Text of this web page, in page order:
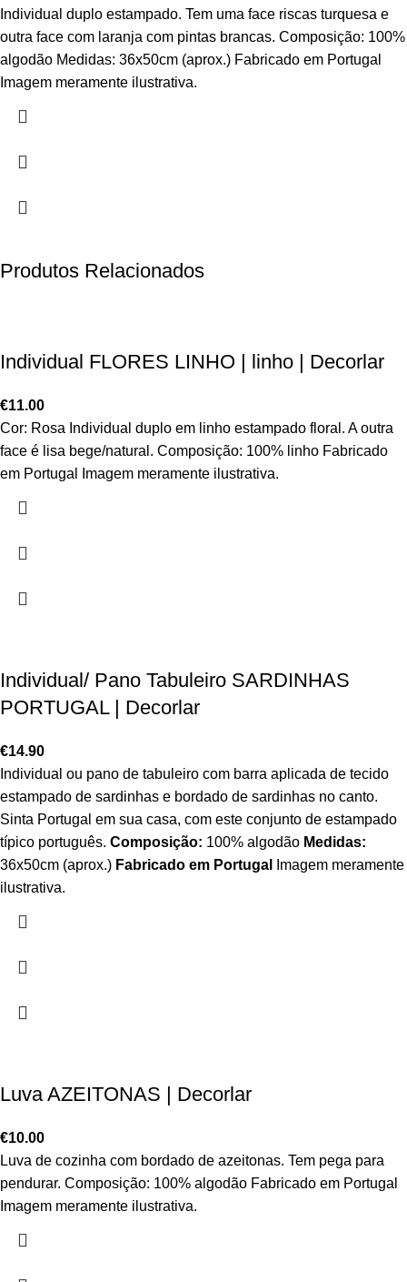
Individual duplo estampado. Tem uma face riscas turquesa e
outra face com laranja com pintas brancas. Composição: 100%
algodão Medidas: 36x50cm (aprox.) Fabricado em Portugal
Imagem meramente ilustrativa.
Produtos Relacionados
Individual FLORES LINHO | linho | Decorlar
€11.00
Cor: Rosa Individual duplo em linho estampado floral. A outra
face é lisa bege/natural. Composição: 100% linho Fabricado
em Portugal Imagem meramente ilustrativa.
Individual/ Pano Tabuleiro SARDINHAS
PORTUGAL | Decorlar
€14.90
Individual ou pano de tabuleiro com barra aplicada de tecido
estampado de sardinhas e bordado de sardinhas no canto.
Sinta Portugal em sua casa, com este conjunto de estampado
típico português. Composição: 100% algodão Medidas:
36x50cm (aprox.) Fabricado em Portugal
Imagem meramente
ilustrativa.
Luva AZEITONAS | Decorlar
€10.00
Luva de cozinha com bordado de azeitonas. Tem pega para
pendurar. Composição: 100% algodão Fabricado em Portugal
Imagem meramente ilustrativa.